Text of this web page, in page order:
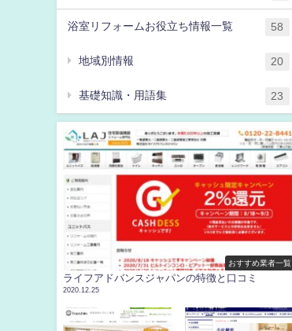
浴室リフォームお役立ち情報一覧 58
地域別情報 20
基礎知識・用語集 23
おすすめ業者一覧
ライフアドバンスジャパンの特徴と口コミ
2020.12.25